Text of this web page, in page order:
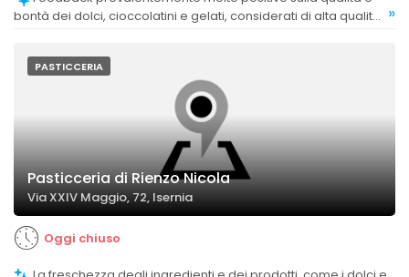
bontà dei dolci, cioccolatini e gelati, considerati di alta qualità »
PASTICCERIA
Pasticceria di Rienzo Nicola
Via XXIV Maggio, 72, Isernia
Oggi chiuso